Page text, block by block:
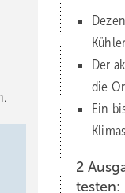
Der
die
Ein
2
testen: